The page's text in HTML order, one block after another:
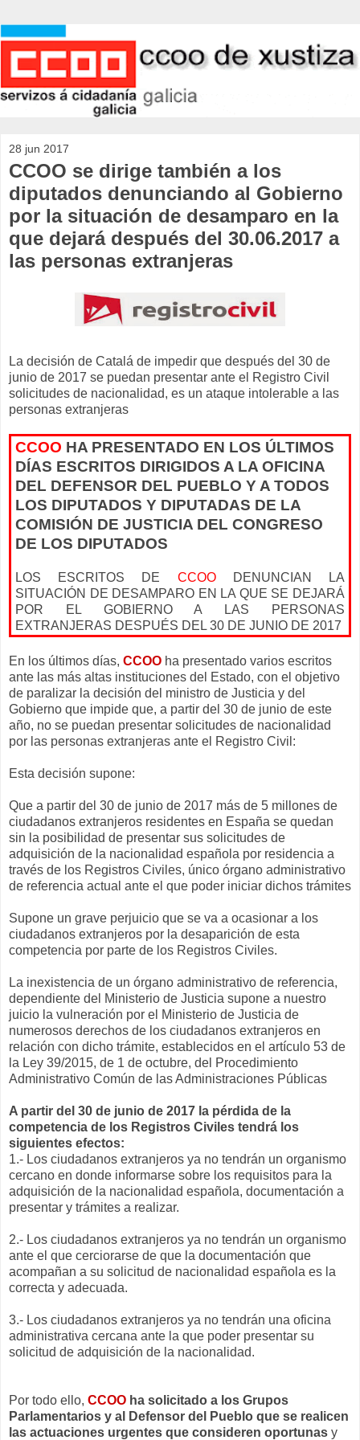
28 jun 2017
CCOO se dirige también a los
diputados denunciando al Gobierno
por la situación de desamparo en la
que dejará después del 30.06.2017 a
las personas extranjeras
La decisión de Catalá de impedir que después del 30 de
junio de 2017 se puedan presentar ante el Registro Civil
solicitudes de nacionalidad, es un ataque intolerable a las
personas extranjeras
CCOO HA PRESENTADO EN LOS ÚLTIMOS
DÍAS ESCRITOS DIRIGIDOS A LA OFICINA
DEL DEFENSOR DEL PUEBLO Y A TODOS
LOS DIPUTADOS Y DIPUTADAS DE LA
COMISIÓN DE JUSTICIA DEL CONGRESO
DE LOS DIPUTADOS
LOS ESCRITOS DE CCOODENUNCIAN
LA
SITUACIÓN DE DESAMPARO EN LA QUE SE DEJARÁ
POR EL GOBIERNO A LAS PERSONAS
EXTRANJERAS DESPUÉS DEL 30 DE JUNIO DE 2017
En los últimos días, CCOO ha presentado varios escritos
ante las más altas instituciones del Estado, con el objetivo
de paralizar la decisión del ministro de Justicia y del
Gobierno que impide que, a partir del 30 de junio de este
año, no se puedan presentar solicitudes de nacionalidad
por las personas extranjeras ante el Registro Civil:
Esta decisión supone:
Que a partir del 30 de junio de 2017 más de 5 millones de
ciudadanos extranjeros residentes en España se quedan
sin la posibilidad de presentar sus solicitudes de
adquisición de la nacionalidad española por residencia a
través de los Registros Civiles, único órgano administrativo
de referencia actual ante el que poder iniciar dichos trámites
Supone un grave perjuicio que se va a ocasionar a los
ciudadanos extranjeros por la desaparición de esta
competencia por parte de los Registros Civiles.
La inexistencia de un órgano administrativo de referencia,
dependiente del Ministerio de Justicia supone a nuestro
juicio la vulneración por el Ministerio de Justicia de
numerosos derechos de los ciudadanos extranjeros en
relación con dicho trámite, establecidos en el artículo 53 de
la Ley 39/2015, de 1 de octubre, del Procedimiento
Administrativo Común de las Administraciones Públicas
A partir del 30 de junio de 2017 la pérdida de la
competencia de los Registros Civiles tendrá los
siguientes efectos:
1.- Los ciudadanos extranjeros ya no tendrán un organismo
cercano en donde informarse sobre los requisitos para la
adquisición de la nacionalidad española, documentación a
presentar y trámites a realizar.
2.- Los ciudadanos extranjeros ya no tendrán un organismo
ante el que cerciorarse de que la documentación que
acompañan a su solicitud de nacionalidad española es la
correcta y adecuada.
3.- Los ciudadanos extranjeros ya no tendrán una oficina
administrativa cercana ante la que poder presentar su
solicitud de adquisición de la nacionalidad.
Por todo ello, CCOO ha solicitado a los Grupos
Parlamentarios y al Defensor del Pueblo que se realicen
las actuaciones urgentes que consideren oportunas y